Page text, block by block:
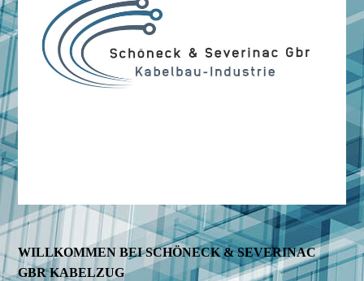
WILLKOMMEN BEI SCHÖNECK & SEVERINAC
GBR KABELZUG